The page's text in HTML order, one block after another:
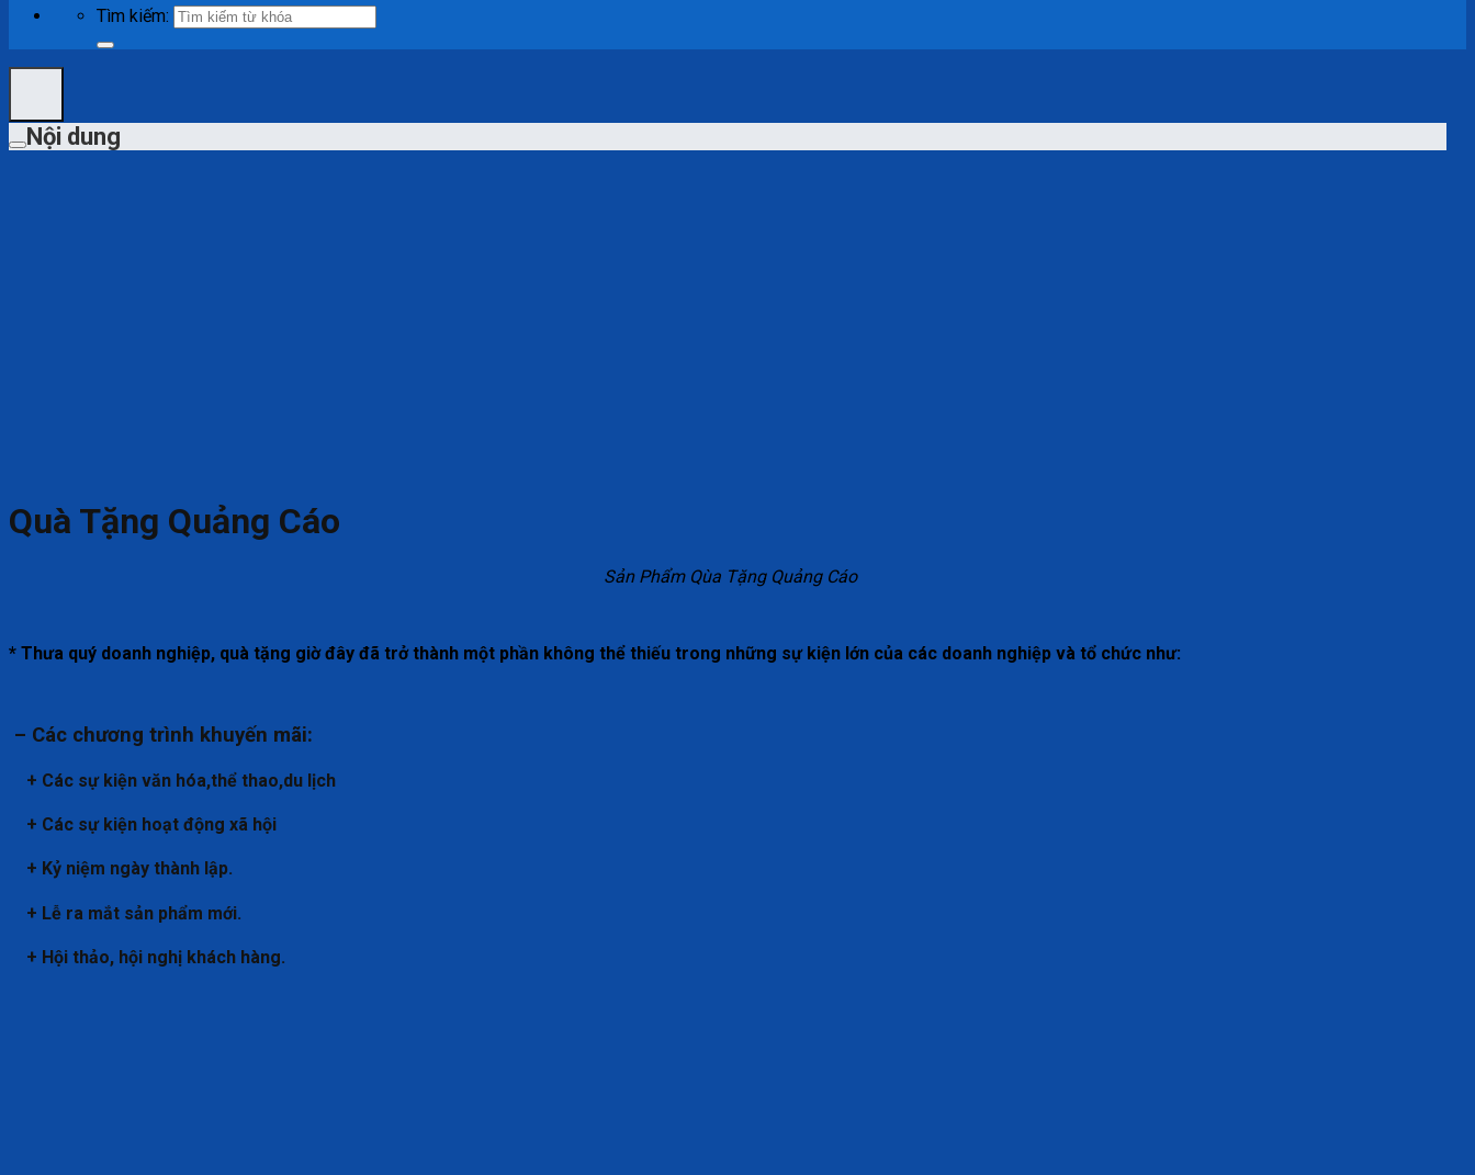
Tìm kiếm:
Nội dung
Quà Tặng Quảng Cáo
Sản Phẩm Qùa Tặng Quảng Cáo
* Thưa quý doanh nghiệp, quà tặng giờ đây đã trở thành một phần không thể thiếu trong những sự kiện lớn của các doanh nghiệp và tổ chức như:
– Các chương trình khuyến mãi:
+ Các sự kiện văn hóa,thể thao,du lịch
+ Các sự kiện hoạt động xã hội
+ Kỷ niệm ngày thành lập.
+ Lễ ra mắt sản phẩm mới.
+ Hội thảo, hội nghị khách hàng.